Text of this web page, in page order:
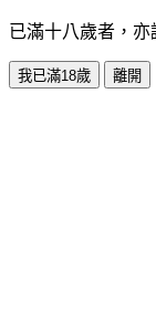
已滿十八歲者，亦
我已滿18歲 離開